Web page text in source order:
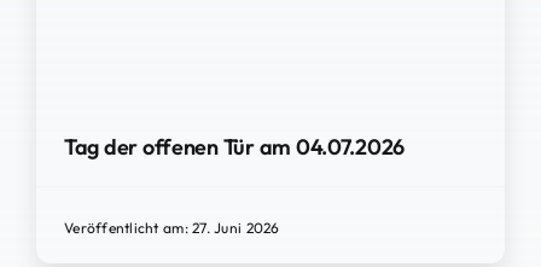
Tag der offenen Tür am 04.07.2026
Veröffentlicht am: 27. Juni 2026